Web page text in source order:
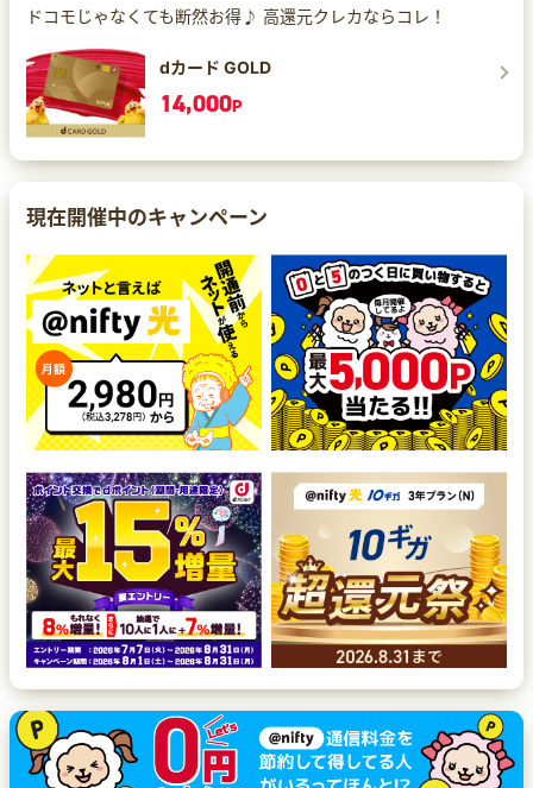
ドコモじゃなくても断然お得♪ 高還元クレカならコレ！
dカード GOLD
14,000P
現在開催中のキャンペーン